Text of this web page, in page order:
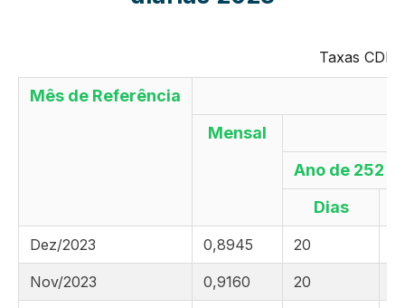
Taxas CDI
Mês de Referência
Mensal
Ano de 252
Dias
Dez/2023 0,8945 20
Nov/2023 0,9160 20